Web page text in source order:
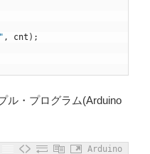
, cnt ) ;
ル・プログラム(Arduino
Arduino